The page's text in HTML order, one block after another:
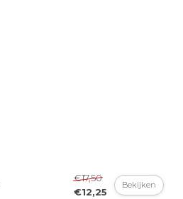
€17,50
€12,25
Bekijken